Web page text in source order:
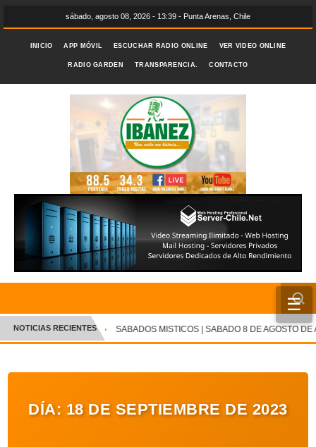
sábado, agosto 08, 2026 - 13:39 - Punta Arenas, Chile
INICIO APP MÓVIL ESCUCHAR RADIO ONLINE VER VIDEO ONLINE
RADIO GARDEN TRANSPARENCIA. CONTACTO
☰
INICIO
CRÓNICA
ENTRETENIMIENTO Y CULTURA
NOTICIAS RECIENTES SABADOS MISTICOS | SABADO 8 DE AGOSTO DE
DÍA: 18 DE SEPTIEMBRE DE 2023